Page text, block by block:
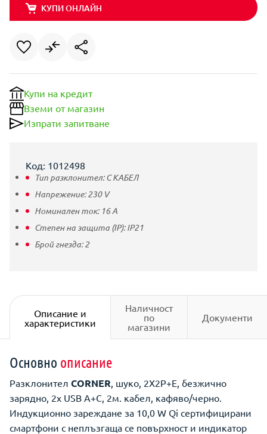
КУПИ ОНЛАЙН
Купи на кредит
Вземи от магазин
Изпрати запитване
Код: 1012498
Тип разклонител:С КАБЕЛ
Напрежение:230 V
Номинален ток: 16A
Степен на защита (IP):IP21
Брой гнезда:2
Описание и
характеристики
Наличност
по
магазини
Документи
Основно описание
Разклонител CORNER, шуко, 2X2P+E, безжично
зарядно, 2х USB A+C, 2м. кабел, кафяво/черно.
Индукционно зареждане за 10,0 W Qi сертифицирани
смартфони с неплъзгаща се повърхност и индикатор